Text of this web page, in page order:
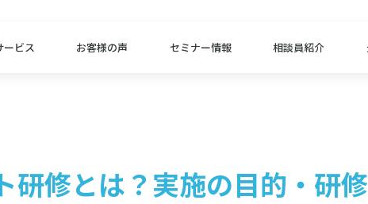
ービス お客様の声 セミナー情報 相談員紹介
研修とは？実施の目的・研